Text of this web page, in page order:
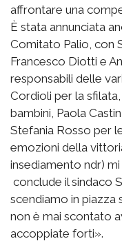
affrontare una
È stata annunciata
Comitato Palio, con
Francesco Diotti e
responsabili delle
Cordioli per la
bambini, Paola
Stefania Rosso per
emozioni della
insediamento ndr)
conclude il sindaco
scendiamo in piazza
non è mai scontato
accoppiate forti».